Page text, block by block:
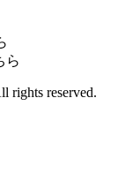
reserved.